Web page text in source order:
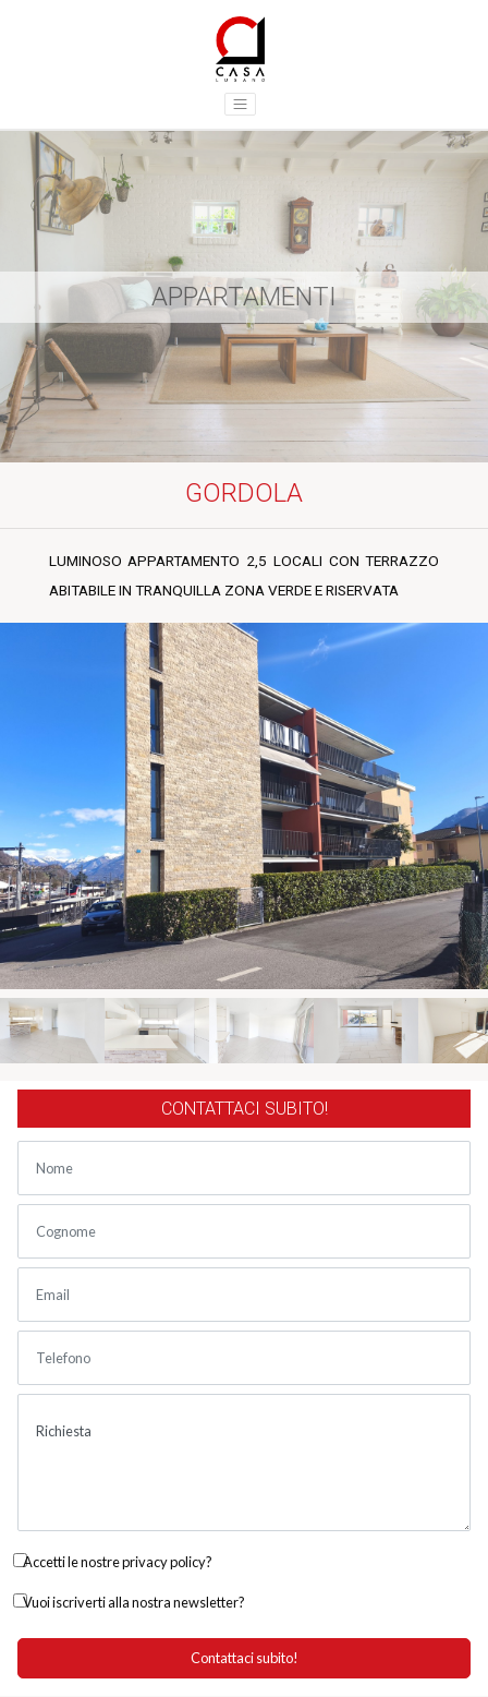
APPARTAMENTI
GORDOLA
LUMINOSO APPARTAMENTO 2,5 LOCALI CON TERRAZZO
ABITABILE IN TRANQUILLA ZONA VERDE E RISERVATA
CONTATTACI SUBITO!
Accetti le nostre privacy policy?
Vuoi iscriverti alla nostra newsletter?